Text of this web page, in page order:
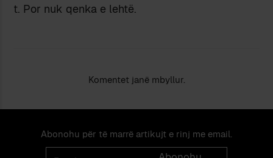
t. Por nuk qenka e lehtë.
Komentet janë mbyllur.
Abonohu për të marrë artikujt e rinj me email.
Email